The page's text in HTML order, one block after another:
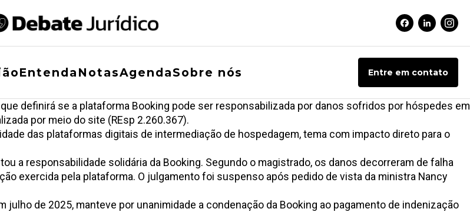
Facebook
Linkedin
Entenda NotasAgendaSobre nós Entre em contato
definirá se a plataforma Booking pode ser responsabilizada por danos sofridos por hóspedes em
por meio do site (REsp 2.260.367).
das plataformas digitais de intermediação de hospedagem, tema com impacto direto para o
a responsabilidade solidária da Booking. Segundo o magistrado, os danos decorreram de falha
exercida pela plataforma. O julgamento foi suspenso após pedido de vista da ministra Nancy
julho de 2025, manteve por unanimidade a condenação da Booking ao pagamento de indenização